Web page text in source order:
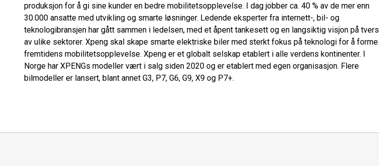
produksjon for å gi sine kunder en bedre mobilitetsopplevelse. I dag jobber ca. 40 % av de mer enn
30.000 ansatte med utvikling og smarte løsninger. Ledende eksperter fra internett-, bil- og
teknologibransjen har gått sammen i ledelsen, med et åpent tankesett og en langsiktig visjon på tvers
av ulike sektorer. Xpeng skal skape smarte elektriske biler med sterkt fokus på teknologi for å forme
fremtidens mobilitetsopplevelse. Xpeng er et globalt selskap etablert i alle verdens kontinenter. I
Norge har XPENGs modeller vært i salg siden 2020 og er etablert med egen organisasjon. Flere
bilmodeller er lansert, blant annet G3, P7, G6, G9, X9 og P7+.